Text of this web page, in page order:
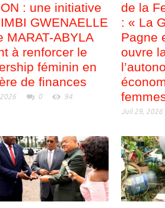
: une initiative
GWENAELLE
MARAT-ABYLA
à renforcer le
féminin en
de finances
0 94
de la
: « La
Pagne
ouvre
Juil 29, 2026